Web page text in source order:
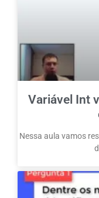
Variável Int
Nessa aula vamos